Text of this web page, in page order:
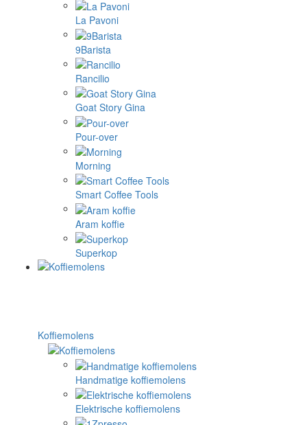
La Pavoni
9Barista
Rancilio
Goat Story Gina
Pour-over
Morning
Smart Coffee Tools
Aram koffie
Superkop
Koffiemolens
Handmatige koffiemolens
Elektrische koffiemolens